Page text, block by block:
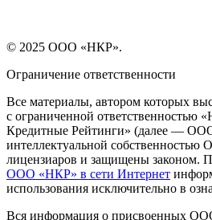
© 2025 ООО «НКР».
Ограничение ответственности
Все материалы, автором которых
с ограниченной ответственностью
Кредитные Рейтинги» (далее —
интеллектуальной
лицензиаров и защищены законом.
ООО «НКР» в сети Интернет
использования исключительно в
Вся информация о присвоенных